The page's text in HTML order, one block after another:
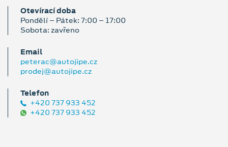
Otevírací doba
Pondělí – Pátek: 7:00 – 17:00
Sobota: zavřeno
Email
peterac@autojipe.cz
prodej@autojipe.cz
Telefon
+420 737 933 452
+420 737 933 452